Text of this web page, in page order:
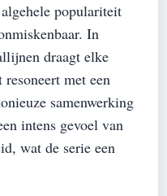
populariteit
In
draagt elke
met een
samenwerking
intens gevoel van
wat de serie een